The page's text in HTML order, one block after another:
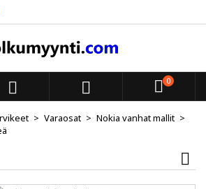
  0
Varaosat
Nokia vanhat mallit
jotta voit lisätä tuotteita